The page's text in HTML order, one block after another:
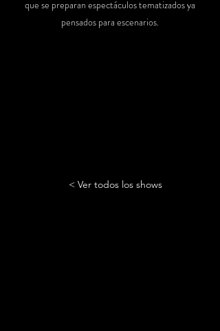
que se preparan espectáculos tematizados ya
pensados para escenarios.
< Ver todos los shows